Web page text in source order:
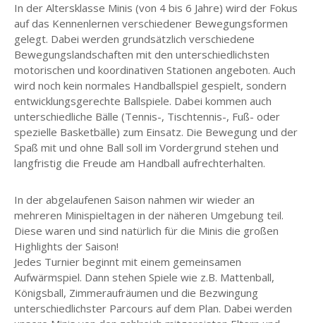
In der Altersklasse Minis (von 4 bis 6 Jahre) wird der Fokus
auf das Kennenlernen verschiedener Bewegungsformen
gelegt. Dabei werden grundsätzlich verschiedene
Bewegungslandschaften mit den unterschiedlichsten
motorischen und koordinativen Stationen angeboten. Auch
wird noch kein normales Handballspiel gespielt, sondern
entwicklungsgerechte Ballspiele. Dabei kommen auch
unterschiedliche Bälle (Tennis-, Tischtennis-, Fuß- oder
spezielle Basketbälle) zum Einsatz. Die Bewegung und der
Spaß mit und ohne Ball soll im Vordergrund stehen und
langfristig die Freude am Handball aufrechterhalten.
In der abgelaufenen Saison nahmen wir wieder an
mehreren Minispieltagen in der näheren Umgebung teil.
Diese waren und sind natürlich für die Minis die großen
Highlights der Saison!
Jedes Turnier beginnt mit einem gemeinsamen
Aufwärmspiel. Dann stehen Spiele wie z.B. Mattenball,
Königsball, Zimmeraufräumen und die Bezwingung
unterschiedlichster Parcours auf dem Plan. Dabei werden